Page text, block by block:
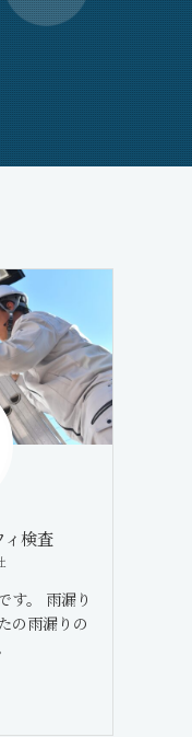
検査
す。 雨漏り
の雨漏りの